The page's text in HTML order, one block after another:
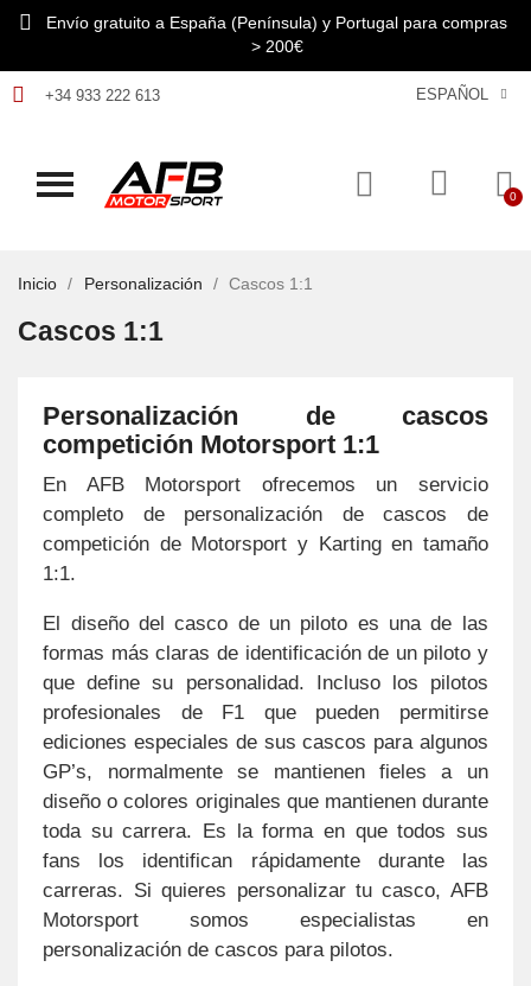
Envío gratuito a España (Península) y Portugal para compras
> 200€
+34 933 222 613 ESPAÑOL
Inicio Personalización Cascos 1:1
Cascos 1:1
Personalización de cascos
competición Motorsport 1:1
En AFB Motorsport ofrecemos un servicio
completo de personalización de cascos de
competición de Motorsport y Karting en tamaño
1:1.
El diseño del casco de un piloto es una de las
formas más claras de identificación de un piloto y
que define su personalidad. Incluso los pilotos
profesionales de F1 que pueden permitirse
ediciones especiales de sus cascos para algunos
GP’s, normalmente se mantienen fieles a un
diseño o colores originales que mantienen durante
toda su carrera. Es la forma en que todos sus
fans los identifican rápidamente durante las
carreras. Si quieres personalizar tu casco, AFB
Motorsport somos especialistas en
personalización de cascos para pilotos.